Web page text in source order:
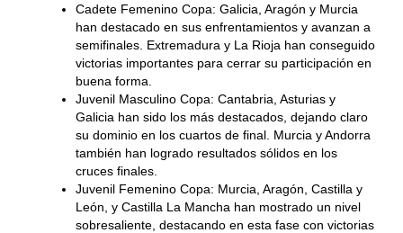
Cadete Femenino Copa: Galicia, Aragón y Murcia
han destacado en sus enfrentamientos y avanzan a
semifinales. Extremadura y La Rioja han conseguido
victorias importantes para cerrar su participación en
buena forma.
Juvenil Masculino Copa: Cantabria, Asturias y
Galicia han sido los más destacados, dejando claro
su dominio en los cuartos de final. Murcia y Andorra
también han logrado resultados sólidos en los
cruces finales.
Juvenil Femenino Copa: Murcia, Aragón, Castilla y
León, y Castilla La Mancha han mostrado un nivel
sobresaliente, destacando en esta fase con victorias